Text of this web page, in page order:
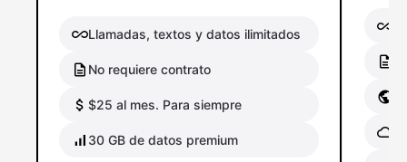
Llamadas, textos y datos ilimitados
No requiere contrato
$25 al mes. Para siempre
30 GB de datos premium